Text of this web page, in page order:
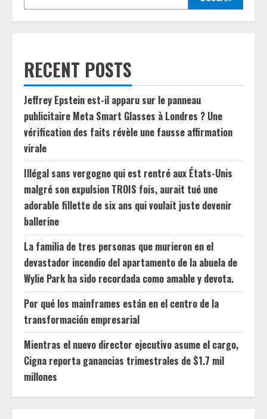
RECENT POSTS
Jeffrey Epstein est-il apparu sur le panneau
publicitaire Meta Smart Glasses à Londres ? Une
vérification des faits révèle une fausse affirmation
virale
Illégal sans vergogne qui est rentré aux États-Unis
malgré son expulsion TROIS fois, aurait tué une
adorable fillette de six ans qui voulait juste devenir
ballerine
La familia de tres personas que murieron en el
devastador incendio del apartamento de la abuela de
Wylie Park ha sido recordada como amable y devota.
Por qué los mainframes están en el centro de la
transformación empresarial
Mientras el nuevo director ejecutivo asume el cargo,
Cigna reporta ganancias trimestrales de $1.7 mil
millones